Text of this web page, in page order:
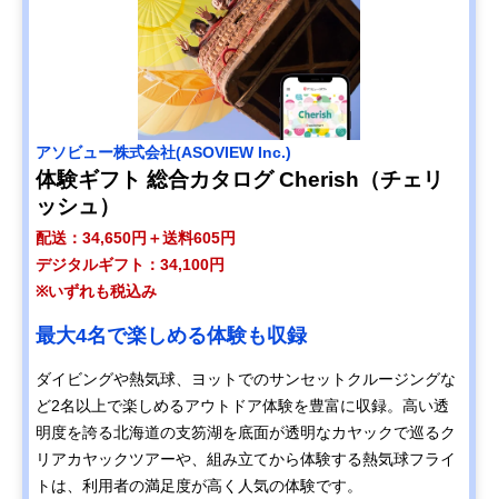
アソビュー株式会社(ASOVIEW Inc.)
体験ギフト 総合カタログ Cherish（チェリ
ッシュ）
配送：34,650円＋送料605円
デジタルギフト：34,100円
※いずれも税込み
最大4名で楽しめる体験も収録
ダイビングや熱気球、ヨットでのサンセットクルージングな
ど2名以上で楽しめるアウトドア体験を豊富に収録。高い透
明度を誇る北海道の支笏湖を底面が透明なカヤックで巡るク
リアカヤックツアーや、組み立てから体験する熱気球フライ
トは、利用者の満足度が高く人気の体験です。